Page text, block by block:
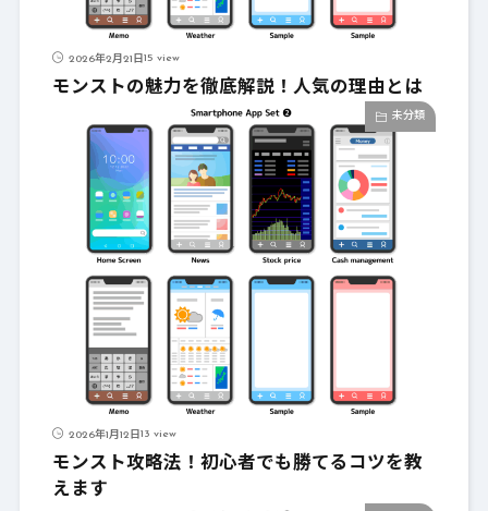
2026年2月21日15 view
モンストの魅力を徹底解説！人気の理由とは
未分類
2026年1月12日13 view
モンスト攻略法！初心者でも勝てるコツを教
えます